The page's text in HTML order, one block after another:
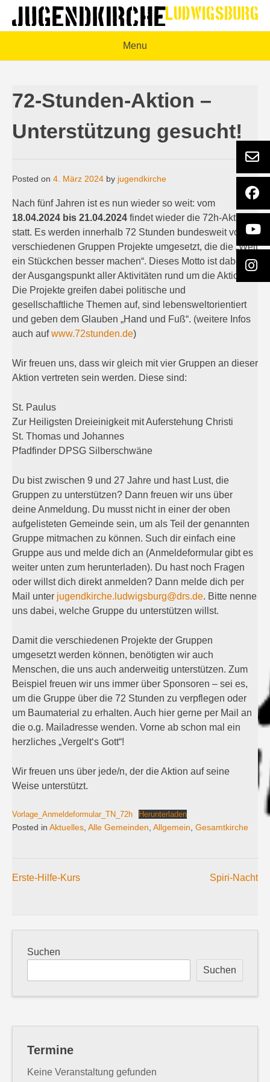
Menu
72-Stunden-Aktion –
Unterstützung gesucht!
Posted on 4. März 2024 by jugendkirche
Nach fünf Jahren ist es nun wieder so weit: vom
18.04.2024 bis 21.04.2024 findet wieder die 72h-Aktion
statt. Es werden innerhalb 72 Stunden bundesweit von
verschiedenen Gruppen Projekte umgesetzt, die die „Welt
ein Stückchen besser machen“. Dieses Motto ist dabei
der Ausgangspunkt aller Aktivitäten rund um die Aktion.
Die Projekte greifen dabei politische und
gesellschaftliche Themen auf, sind lebensweltorientiert
und geben dem Glauben „Hand und Fuß“. (weitere Infos
auch aufwww.72stunden.de)
Wir freuen uns, dass wir gleich mit vier Gruppen an dieser
Aktion vertreten sein werden. Diese sind:
St. Paulus
Zur Heiligsten Dreieinigkeit mit Auferstehung Christi
St. Thomas und Johannes
Pfadfinder DPSG Silberschwäne
Du bist zwischen 9 und 27 Jahre und hast Lust, die
Gruppen zu unterstützen? Dann freuen wir uns über
deine Anmeldung. Du musst nicht in einer der oben
aufgelisteten Gemeinde sein, um als Teil der genannten
Gruppe mitmachen zu können. Such dir einfach eine
Gruppe aus und melde dich an (Anmeldeformular gibt es
weiter unten zum herunterladen). Du hast noch Fragen
oder willst dich direkt anmelden? Dann melde dich per
Mail unter jugendkirche.ludwigsburg@drs.de. Bitte nenne
uns dabei, welche Gruppe du unterstützen willst.
Damit die verschiedenen Projekte der Gruppen
umgesetzt werden können, benötigten wir auch
Menschen, die uns auch anderweitig unterstützen. Zum
Beispiel freuen wir uns immer über Sponsoren – sei es,
um die Gruppe über die 72 Stunden zu verpflegen oder
um Baumaterial zu erhalten. Auch hier gerne per Mail an
die o.g. Mailadresse wenden. Vorne ab schon mal ein
herzliches „Vergelt‘s Gott“!
Wir freuen uns über jede/n, der die Aktion auf seine
Weise unterstützt.
Vorlage_Anmeldeformular_TN_72h
Herunterladen
Posted in Aktuelles, Alle Gemeinden, Allgemein, Gesamtkirche
Beitragsnavigation
Erste-Hilfe-Kurs Spiri-Nacht
Suchen
Suchen
Termine
Keine Veranstaltung gefunden